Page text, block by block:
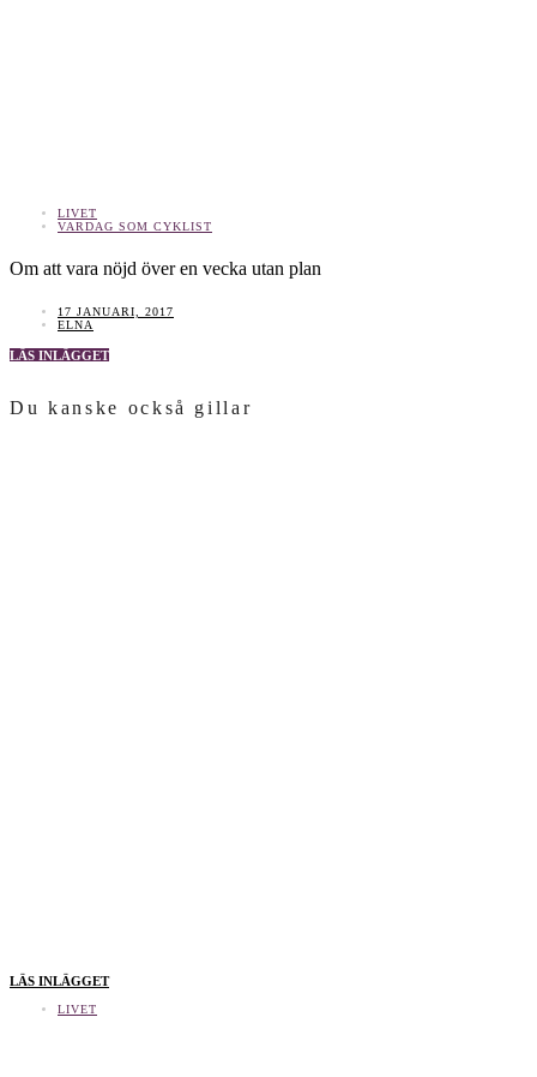
LIVET
VARDAG SOM CYKLIST
Om att vara nöjd över en vecka utan plan
17 JANUARI, 2017
ELNA
LÄS INLÄGGET
Du kanske också gillar
LÄS INLÄGGET
LIVET